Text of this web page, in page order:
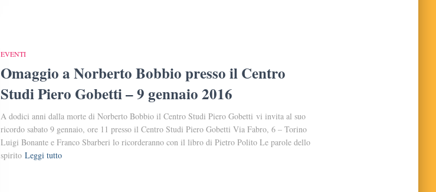
EVENTI
Omaggio a Norberto Bobbio presso il Centro
Studi Piero Gobetti – 9 gennaio 2016
A dodici anni dalla morte di Norberto Bobbio il Centro Studi Piero Gobetti vi invita al suo
ricordo sabato 9 gennaio, ore 11 presso il Centro Studi Piero Gobetti Via Fabro, 6 – Torino
Luigi Bonante e Franco Sbarberi lo ricorderanno con il libro di Pietro Polito Le parole dello
spirito Leggi tutto